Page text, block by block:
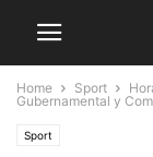
Home Sport
Gubernamental y
Sport